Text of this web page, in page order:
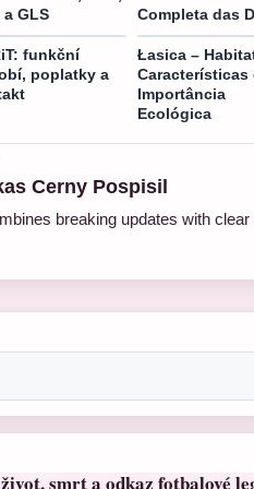
a GLS
Completa das
funkční
poplatky a
Łasica –
Características
Importância
Ecológica
Cerny Pospisil
breaking updates with
smrt a odkaz fotbalové